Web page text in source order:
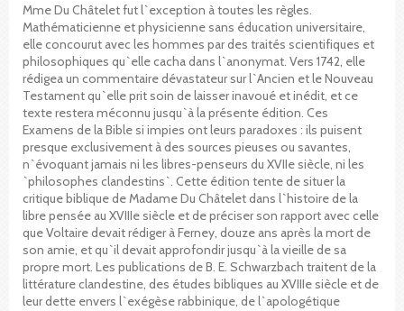
Mme Du Châtelet fut l`exception à toutes les règles.
Mathématicienne et physicienne sans éducation universitaire,
elle concourut avec les hommes par des traités scientifiques et
philosophiques qu`elle cacha dans l`anonymat. Vers 1742, elle
rédigea un commentaire dévastateur sur l`Ancien et le Nouveau
Testament qu`elle prit soin de laisser inavoué et inédit, et ce
texte restera méconnu jusqu`à la présente édition. Ces
Examens de la Bible si impies ont leurs paradoxes : ils puisent
presque exclusivement à des sources pieuses ou savantes,
n`évoquant jamais ni les libres-penseurs du XVIIe siècle, ni les
`philosophes clandestins`. Cette édition tente de situer la
critique biblique de Madame Du Châtelet dans l`histoire de la
libre pensée au XVIIIe siècle et de préciser son rapport avec celle
que Voltaire devait rédiger à Ferney, douze ans après la mort de
son amie, et qu`il devait approfondir jusqu`à la vieille de sa
propre mort. Les publications de B. E. Schwarzbach traitent de la
littérature clandestine, des études bibliques au XVIIIe siècle et de
leur dette envers l`exégèse rabbinique, de l`apologétique